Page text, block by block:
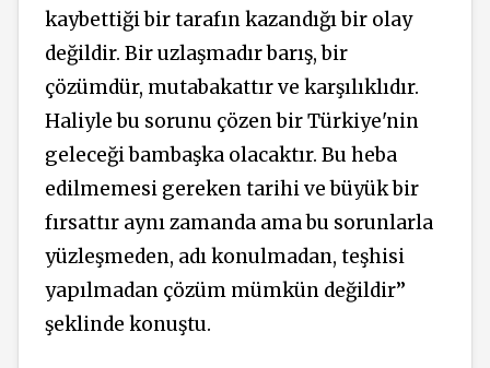
kaybettiği bir tarafın kazandığı bir olay
değildir. Bir uzlaşmadır barış, bir
çözümdür, mutabakattır ve karşılıklıdır.
Haliyle bu sorunu çözen bir Türkiye'nin
geleceği bambaşka olacaktır. Bu heba
edilmemesi gereken tarihi ve büyük bir
fırsattır aynı zamanda ama bu sorunlarla
yüzleşmeden, adı konulmadan, teşhisi
yapılmadan çözüm mümkün değildir’’
şeklinde konuştu.